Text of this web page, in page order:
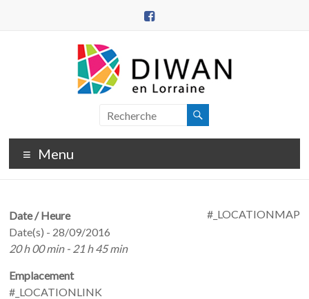
en
LorraineMenu
#_LOCATIONMAP
Date / Heure
Date(s) - 28/09/2016
20 h 00 min - 21 h 45 min
Emplacement
#_LOCATIONLINK